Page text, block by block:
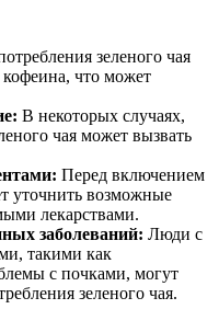
зеленого чая
что может
В некоторых случаях,
чая может вызвать
Перед включением
уточнить возможные
лекарствами.
заболеваний: Люди с
такими как
с почками, могут
зеленого чая.